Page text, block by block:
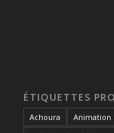
ÉTIQUETTES
Achoura Animation